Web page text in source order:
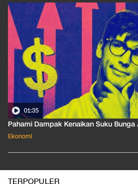
01:35
Pahami Dampak Kenaikan Suku Bunga
Ekonomi